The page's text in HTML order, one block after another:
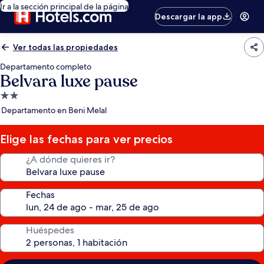
Ir a la sección principal de la página
Descargar la app
Ver todas las propiedades
Departamento completo
Belvara luxe pause
Propiedad
de
estrellas
Departamento en Beni Melal
Elige las fechas para ver precios
¿A dónde quieres ir?
Fechas
Huéspedes